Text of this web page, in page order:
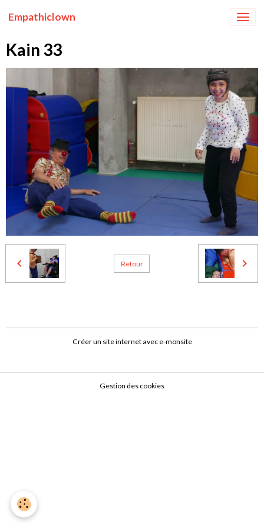
Empathiclown
Kain 33
Retour
Créer un site internet avec e-monsite
Gestion des cookies